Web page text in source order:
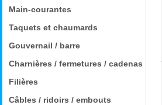
Main-courantes
Taquets et chaumards
Gouvernail / barre
Charnières / fermetures / cadenas
Filières
Câbles / ridoirs / embouts